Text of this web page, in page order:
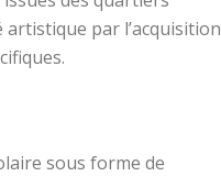
par l’acquisition
sous forme de